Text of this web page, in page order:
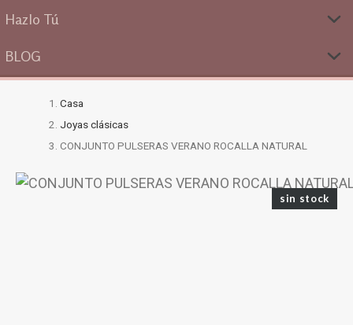
Hazlo Tú
BLOG
Casa
Joyas clásicas
CONJUNTO PULSERAS VERANO ROCALLA NATURAL
sin stock